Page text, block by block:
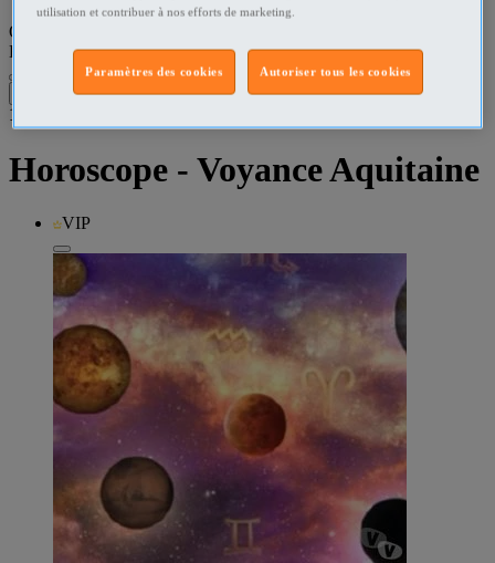
Que recherchez-vous ?
Horoscope - Voyance•Aquitaine
1
Horoscope - Voyance Aquitaine
VIP
utilisation et contribuer à nos efforts de marketing.
Autoriser tous les cookies
Paramètres des cookies